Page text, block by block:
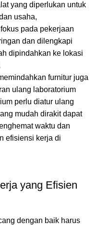
yang diperlukan untuk
usaha,
pada pekerjaan
dan dilengkapi
dipindahkan ke lokasi
furnitur juga
ulang laboratorium
perlu diatur ulang
mudah dirakit dapat
waktu dan
efisiensi kerja di
yang Efisien
dengan baik harus